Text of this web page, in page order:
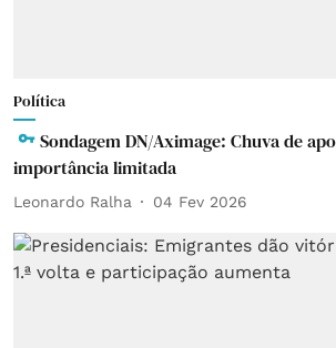
Política
Sondagem DN/Aximage: Chuva de
importância limitada
Leonardo Ralha 04 Fev 2026